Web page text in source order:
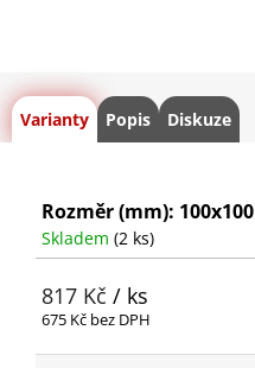
Varianty Popis Diskuze
Rozměr (mm): 100x100
Skladem (2 ks)
817 Kč / ks
675 Kč bez DPH